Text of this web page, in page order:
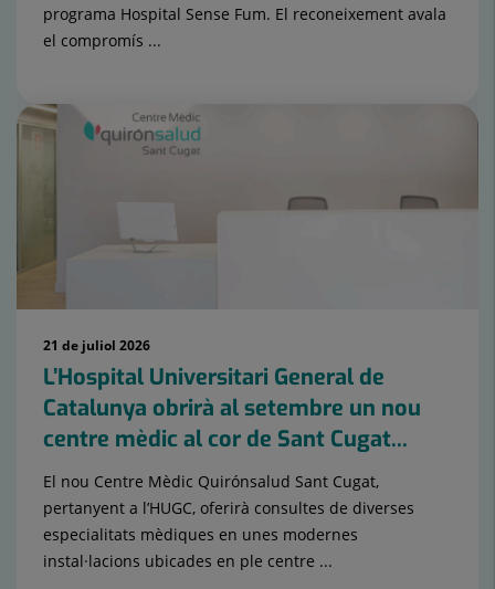
programa Hospital Sense Fum. El reconeixement avala
el compromís ...
21 de juliol 2026
L’Hospital Universitari General de
Catalunya obrirà al setembre un nou
centre mèdic al cor de Sant Cugat...
El nou Centre Mèdic Quirónsalud Sant Cugat,
pertanyent a l’HUGC, oferirà consultes de diverses
especialitats mèdiques en unes modernes
instal·lacions ubicades en ple centre ...